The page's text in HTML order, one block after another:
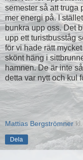
semester så att truga
mer energi på. I
bunkra upp oss. Det
upp ett turistbusståg
för vi hade rätt
skönt häng i
hamnen. De är inte
detta var nytt och kul
Mattias Bergströmner
Dela